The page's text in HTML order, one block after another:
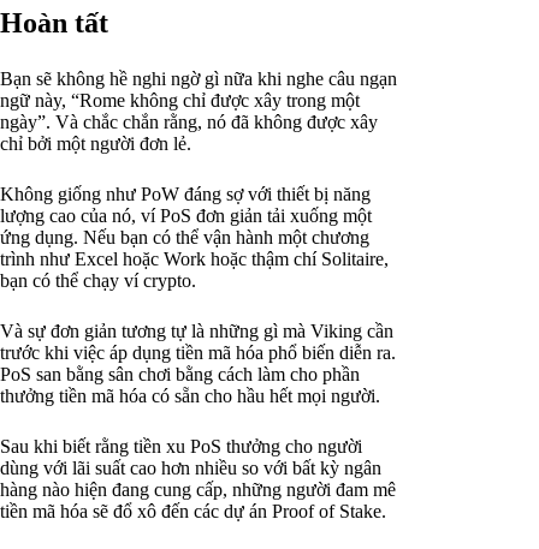
Hoàn tất
Bạn sẽ không hề nghi ngờ gì nữa khi nghe câu ngạn
ngữ này, “Rome không chỉ được xây trong một
ngày”. Và chắc chắn rằng, nó đã không được xây
chỉ bởi một người đơn lẻ.
Không giống như PoW đáng sợ với thiết bị năng
lượng cao của nó, ví PoS đơn giản tải xuống một
ứng dụng. Nếu bạn có thể vận hành một chương
trình như Excel hoặc Work hoặc thậm chí Solitaire,
bạn có thể chạy ví crypto.
Và sự đơn giản tương tự là những gì mà Viking cần
trước khi việc áp dụng tiền mã hóa phổ biến diễn ra.
PoS san bằng sân chơi bằng cách làm cho phần
thưởng tiền mã hóa có sẵn cho hầu hết mọi người.
Sau khi biết rằng tiền xu PoS thưởng cho người
dùng với lãi suất cao hơn nhiều so với bất kỳ ngân
hàng nào hiện đang cung cấp, những người đam mê
tiền mã hóa sẽ đổ xô đến các dự án Proof of Stake.